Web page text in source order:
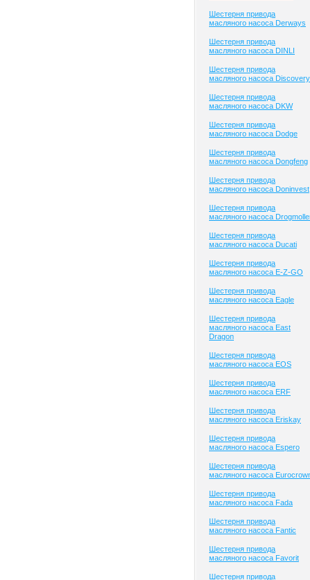
Шестерня привода
масляного насоса Derways
Шестерня привода
масляного насоса DINLI
Шестерня привода
масляного насоса Discovery
Шестерня привода
масляного насоса DKW
Шестерня привода
масляного насоса Dodge
Шестерня привода
масляного насоса Dongfeng
Шестерня привода
масляного насоса Doninvest
Шестерня привода
масляного насоса
Шестерня привода
масляного насоса Ducati
Шестерня привода
масляного насоса E-Z-GO
Шестерня привода
масляного насоса Eagle
Шестерня привода
масляного насоса East
Dragon
Шестерня привода
масляного насоса EOS
Шестерня привода
масляного насоса ERF
Шестерня привода
масляного насоса Eriskay
Шестерня привода
масляного насоса Espero
Шестерня привода
масляного насоса
Шестерня привода
масляного насоса Fada
Шестерня привода
масляного насоса Fantic
Шестерня привода
масляного насоса Favorit
Шестерня привода